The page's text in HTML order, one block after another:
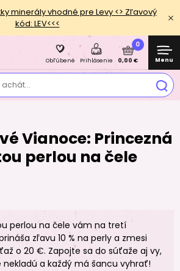
minerály vhodné pre Levy <> Zľavový
kód: LEV<<<
achát...
Obľúbené Prihlásenie
0
0,00 € Menu
Vianoce: Princezná
perlou na čele
perlou na čele vám na tretí
zľavu 10 % na perly a zmesi
o 20 €. Zapojte sa do súťaže aj vy,
a každý má šancu vyhrať!